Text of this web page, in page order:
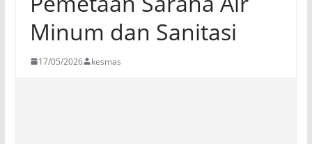
Minum dan Sanitasi
17/05/2026 kesmas